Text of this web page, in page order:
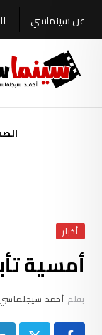
to
content
عن سينماسي
أخبار
أمسية
بقلم أحمد سيجلماسي